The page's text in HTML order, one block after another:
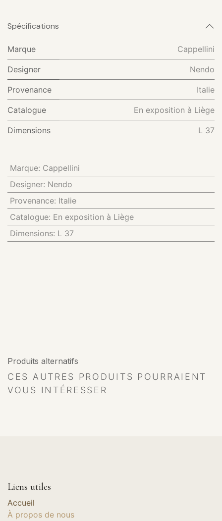
Spécifications
Marque Cappellini
Designer Nendo
Provenance Italie
Catalogue En exposition à Liège
Dimensions L 37
Marque: Cappellini
Designer: Nendo
Provenance: Italie
Catalogue: En exposition à Liège
Dimensions: L 37
Produits alternatifs
CES AUTRES PRODUITS POURRAIENT
VOUS INTÉRESSER
Liens utiles
Accueil
À propos de nous